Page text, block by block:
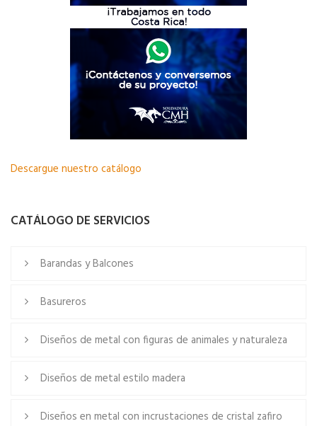
Descargue nuestro catálogo
CATÁLOGO DE SERVICIOS
Barandas y Balcones
Basureros
Diseños de metal con figuras de animales y naturaleza
Diseños de metal estilo madera
Diseños en metal con incrustaciones de cristal zafiro